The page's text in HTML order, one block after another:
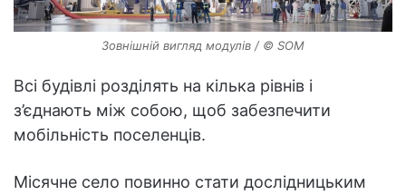
Зовнішній вигляд модулів / © SOM
Всі будівлі розділять на кілька рівнів і
з’єднають між собою, щоб забезпечити
мобільність поселенців.
Місячне село повинно стати дослідницьким